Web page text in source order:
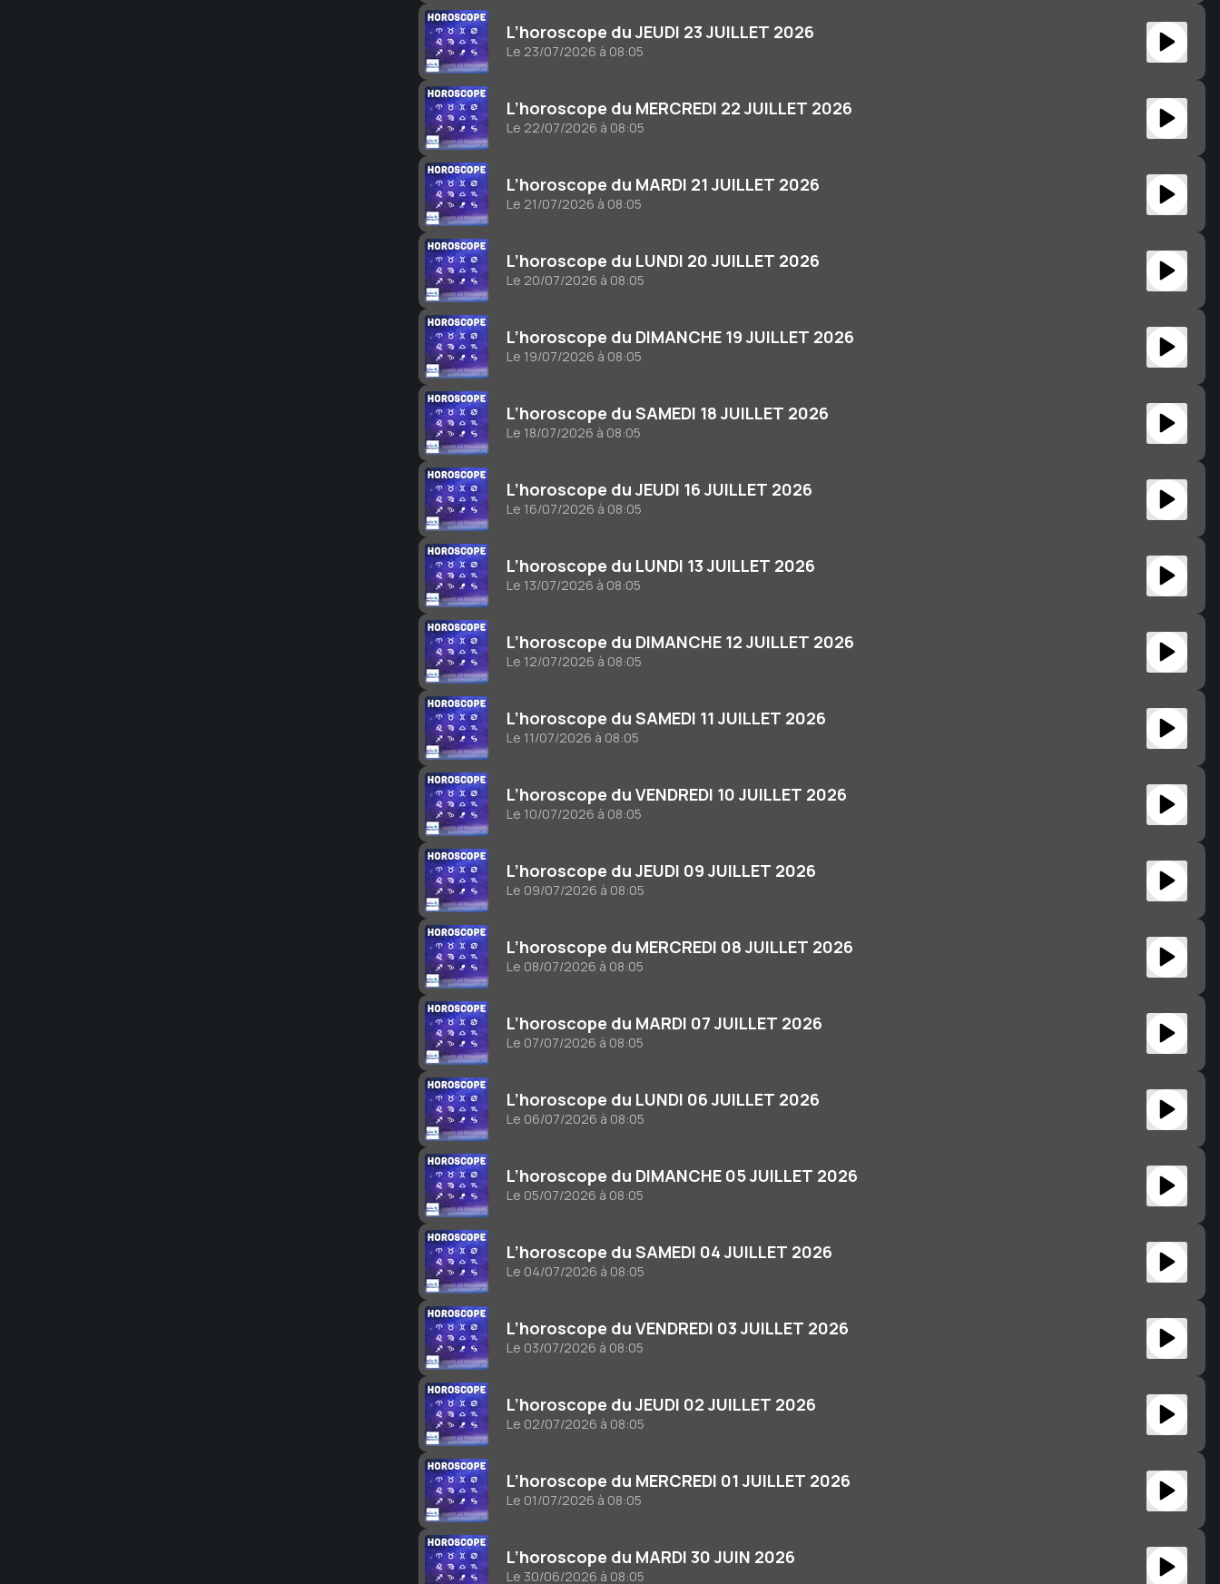
L’horoscope du JEUDI 23 JUILLET 2026
Le 23/07/2026 à 08:05
L’horoscope du MERCREDI 22 JUILLET 2026
Le 22/07/2026 à 08:05
L’horoscope du MARDI 21 JUILLET 2026
Le 21/07/2026 à 08:05
L’horoscope du LUNDI 20 JUILLET 2026
Le 20/07/2026 à 08:05
L’horoscope du DIMANCHE 19 JUILLET 2026
Le 19/07/2026 à 08:05
L’horoscope du SAMEDI 18 JUILLET 2026
Le 18/07/2026 à 08:05
L’horoscope du JEUDI 16 JUILLET 2026
Le 16/07/2026 à 08:05
L’horoscope du LUNDI 13 JUILLET 2026
Le 13/07/2026 à 08:05
L’horoscope du DIMANCHE 12 JUILLET 2026
Le 12/07/2026 à 08:05
L’horoscope du SAMEDI 11 JUILLET 2026
Le 11/07/2026 à 08:05
L’horoscope du VENDREDI 10 JUILLET 2026
Le 10/07/2026 à 08:05
L’horoscope du JEUDI 09 JUILLET 2026
Le 09/07/2026 à 08:05
L’horoscope du MERCREDI 08 JUILLET 2026
Le 08/07/2026 à 08:05
L’horoscope du MARDI 07 JUILLET 2026
Le 07/07/2026 à 08:05
L’horoscope du LUNDI 06 JUILLET 2026
Le 06/07/2026 à 08:05
L’horoscope du DIMANCHE 05 JUILLET 2026
Le 05/07/2026 à 08:05
L’horoscope du SAMEDI 04 JUILLET 2026
Le 04/07/2026 à 08:05
L’horoscope du VENDREDI 03 JUILLET 2026
Le 03/07/2026 à 08:05
L’horoscope du JEUDI 02 JUILLET 2026
Le 02/07/2026 à 08:05
L’horoscope du MERCREDI 01 JUILLET 2026
Le 01/07/2026 à 08:05
L’horoscope du MARDI 30 JUIN 2026
Le 30/06/2026 à 08:05